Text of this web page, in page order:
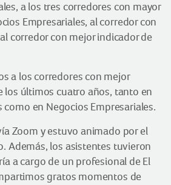
a los tres corredores con mayor
Empresariales, al corredor con
corredor con mejor indicador de
a los corredores con mejor
los últimos cuatro años, tanto en
como en Negocios Empresariales.
Zoom y estuvo animado por el
Además, los asistentes tuvieron
a cargo de un profesional de El
gratos momentos de